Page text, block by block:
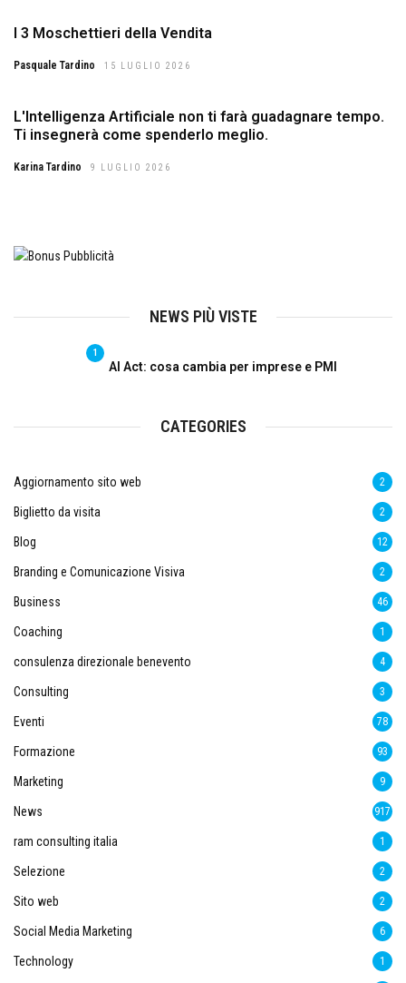
I 3 Moschettieri della Vendita
Pasquale Tardino 15 LUGLIO 2026
L'Intelligenza Artificiale non ti farà guadagnare tempo.
Ti insegnerà come spenderlo meglio.
Karina Tardino 9 LUGLIO 2026
NEWS PIÙ VISTE
1
AI Act: cosa cambia per imprese e PMI
CATEGORIES
Aggiornamento sito web 2
Biglietto da visita 2
Blog 12
Branding e Comunicazione Visiva 2
Business 46
Coaching 1
consulenza direzionale benevento 4
Consulting 3
Eventi 78
Formazione 93
Marketing 9
News 917
ram consulting italia 1
Selezione 2
Sito web 2
Social Media Marketing 6
Technology 1